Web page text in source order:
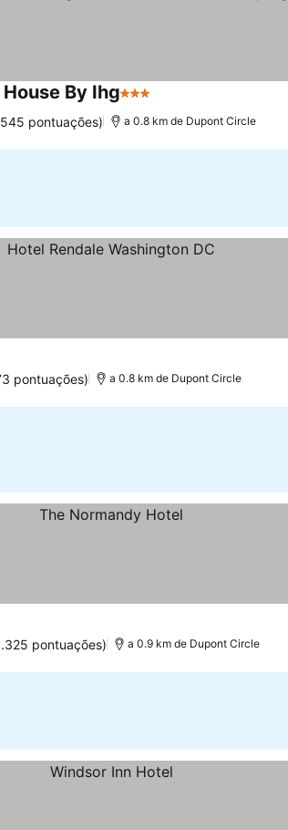
By Ihg3 Estrelas
pontuações) a 0.8 km de Dupont Circle
pontuações) a 0.8 km de Dupont Circle
pontuações) a 0.9 km de Dupont Circle